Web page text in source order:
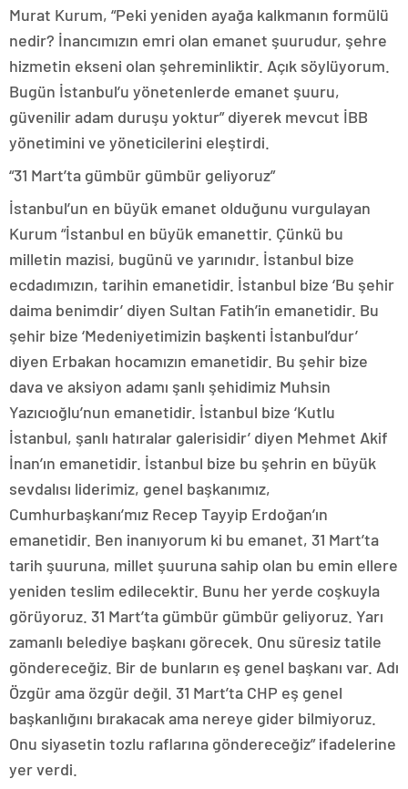
Murat Kurum, “Peki yeniden ayağa kalkmanın formülü
nedir? İnancımızın emri olan emanet şuurudur, şehre
hizmetin ekseni olan şehreminliktir. Açık söylüyorum.
Bugün İstanbul’u yönetenlerde emanet şuuru,
güvenilir adam duruşu yoktur” diyerek mevcut İBB
yönetimini ve yöneticilerini eleştirdi.
“31 Mart’ta gümbür gümbür geliyoruz”
İstanbul’un en büyük emanet olduğunu vurgulayan
Kurum “İstanbul en büyük emanettir. Çünkü bu
milletin mazisi, bugünü ve yarınıdır. İstanbul bize
ecdadımızın, tarihin emanetidir. İstanbul bize ‘Bu şehir
daima benimdir’ diyen Sultan Fatih’in emanetidir. Bu
şehir bize ‘Medeniyetimizin başkenti İstanbul’dur’
diyen Erbakan hocamızın emanetidir. Bu şehir bize
dava ve aksiyon adamı şanlı şehidimiz Muhsin
Yazıcıoğlu’nun emanetidir. İstanbul bize ‘Kutlu
İstanbul, şanlı hatıralar galerisidir’ diyen Mehmet Akif
İnan’ın emanetidir. İstanbul bize bu şehrin en büyük
sevdalısı liderimiz, genel başkanımız,
Cumhurbaşkanı’mız Recep Tayyip Erdoğan’ın
emanetidir. Ben inanıyorum ki bu emanet, 31 Mart’ta
tarih şuuruna, millet şuuruna sahip olan bu emin ellere
yeniden teslim edilecektir. Bunu her yerde coşkuyla
görüyoruz. 31 Mart’ta gümbür gümbür geliyoruz. Yarı
zamanlı belediye başkanı görecek. Onu süresiz tatile
göndereceğiz. Bir de bunların eş genel başkanı var. Adı
Özgür ama özgür değil. 31 Mart’ta CHP eş genel
başkanlığını bırakacak ama nereye gider bilmiyoruz.
Onu siyasetin tozlu raflarına göndereceğiz” ifadelerine
yer verdi.